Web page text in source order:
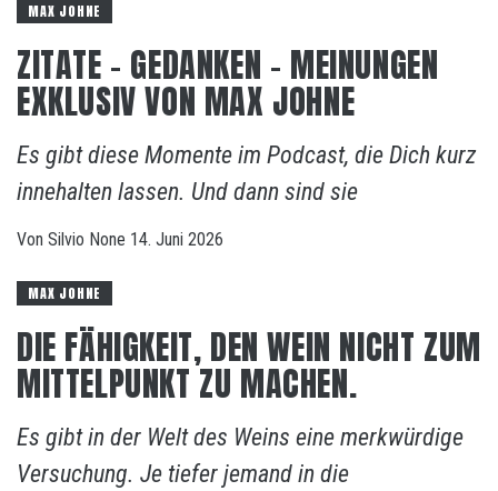
MAX JOHNE
ZITATE – GEDANKEN – MEINUNGEN
EXKLUSIV VON MAX JOHNE
Es gibt diese Momente im Podcast, die Dich kurz
innehalten lassen. Und dann sind sie
Von Silvio None 14. Juni 2026
MAX JOHNE
DIE FÄHIGKEIT, DEN WEIN NICHT ZUM
MITTELPUNKT ZU MACHEN.
Es gibt in der Welt des Weins eine merkwürdige
Versuchung. Je tiefer jemand in die